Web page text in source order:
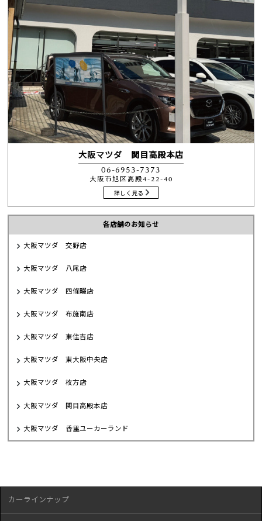
大阪マツダ 関目高殿本店
06-6953-7373
大阪市旭区高殿4-22-40
詳しく見る
各店舗のお知らせ
大阪マツダ 交野店
大阪マツダ 八尾店
大阪マツダ 四條畷店
大阪マツダ 布施南店
大阪マツダ 東住吉店
大阪マツダ 東大阪中央店
大阪マツダ 枚方店
大阪マツダ 関目高殿本店
大阪マツダ 香里ユーカーランド
カーラインナップ